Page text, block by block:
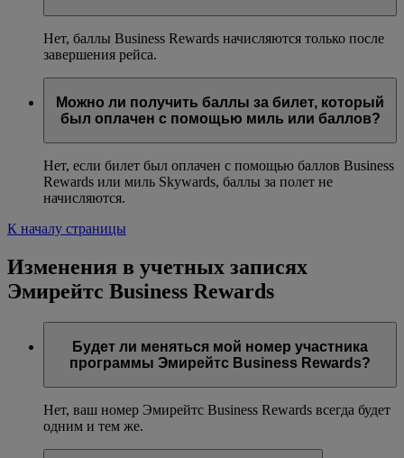
Нет, баллы Business Rewards начисляются только после
завершения рейса.
Можно ли получить баллы за билет, который
был оплачен с помощью миль или баллов?
Нет, если билет был оплачен с помощью баллов Business
Rewards или миль Skywards, баллы за полет не
начисляются.
К началу страницы
Изменения в учетных записях
Эмирейтс Business Rewards
Будет ли меняться мой номер участника
программы Эмирейтс Business Rewards?
Нет, ваш номер Эмирейтс Business Rewards всегда будет
одним и тем же.